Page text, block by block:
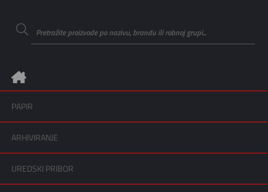
PAPIR
ARHIVIRANJE
UREDSKI PRIBOR